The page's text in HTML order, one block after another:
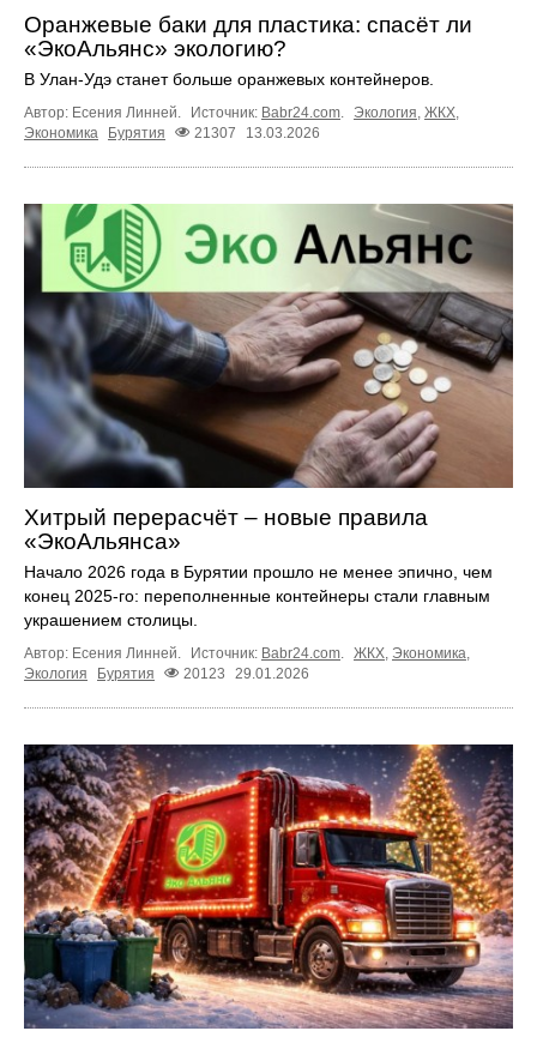
Оранжевые баки для пластика: спасёт ли
«ЭкоАльянс» экологию?
В Улан-Удэ станет больше оранжевых контейнеров.
Автор: Есения Линней. Источник: Babr24.com. Экология, ЖКХ,
Экономика
Бурятия 21307 13.03.2026
Хитрый перерасчёт – новые правила
«ЭкоАльянса»
Начало 2026 года в Бурятии прошло не менее эпично, чем
конец 2025-го: переполненные контейнеры стали главным
украшением столицы.
Автор: Есения Линней. Источник: Babr24.com. ЖКХ, Экономика,
Экология
Бурятия 20123 29.01.2026